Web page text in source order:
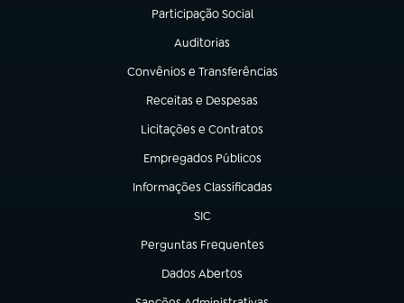
Participação Social
(abre em nova aba)
Auditorias
(abre em nova aba)
Convênios e Transferências
(abre em nova aba)
Receitas e Despesas
(abre em nova aba)
Licitações e Contratos
(abre em nova aba)
Empregados Públicos
(abre em nova aba)
Informações Classificadas
(abre em nova aba)
SIC
(abre em nova aba)
Perguntas Frequentes
(abre em nova aba)
Dados Abertos
(abre em nova aba)